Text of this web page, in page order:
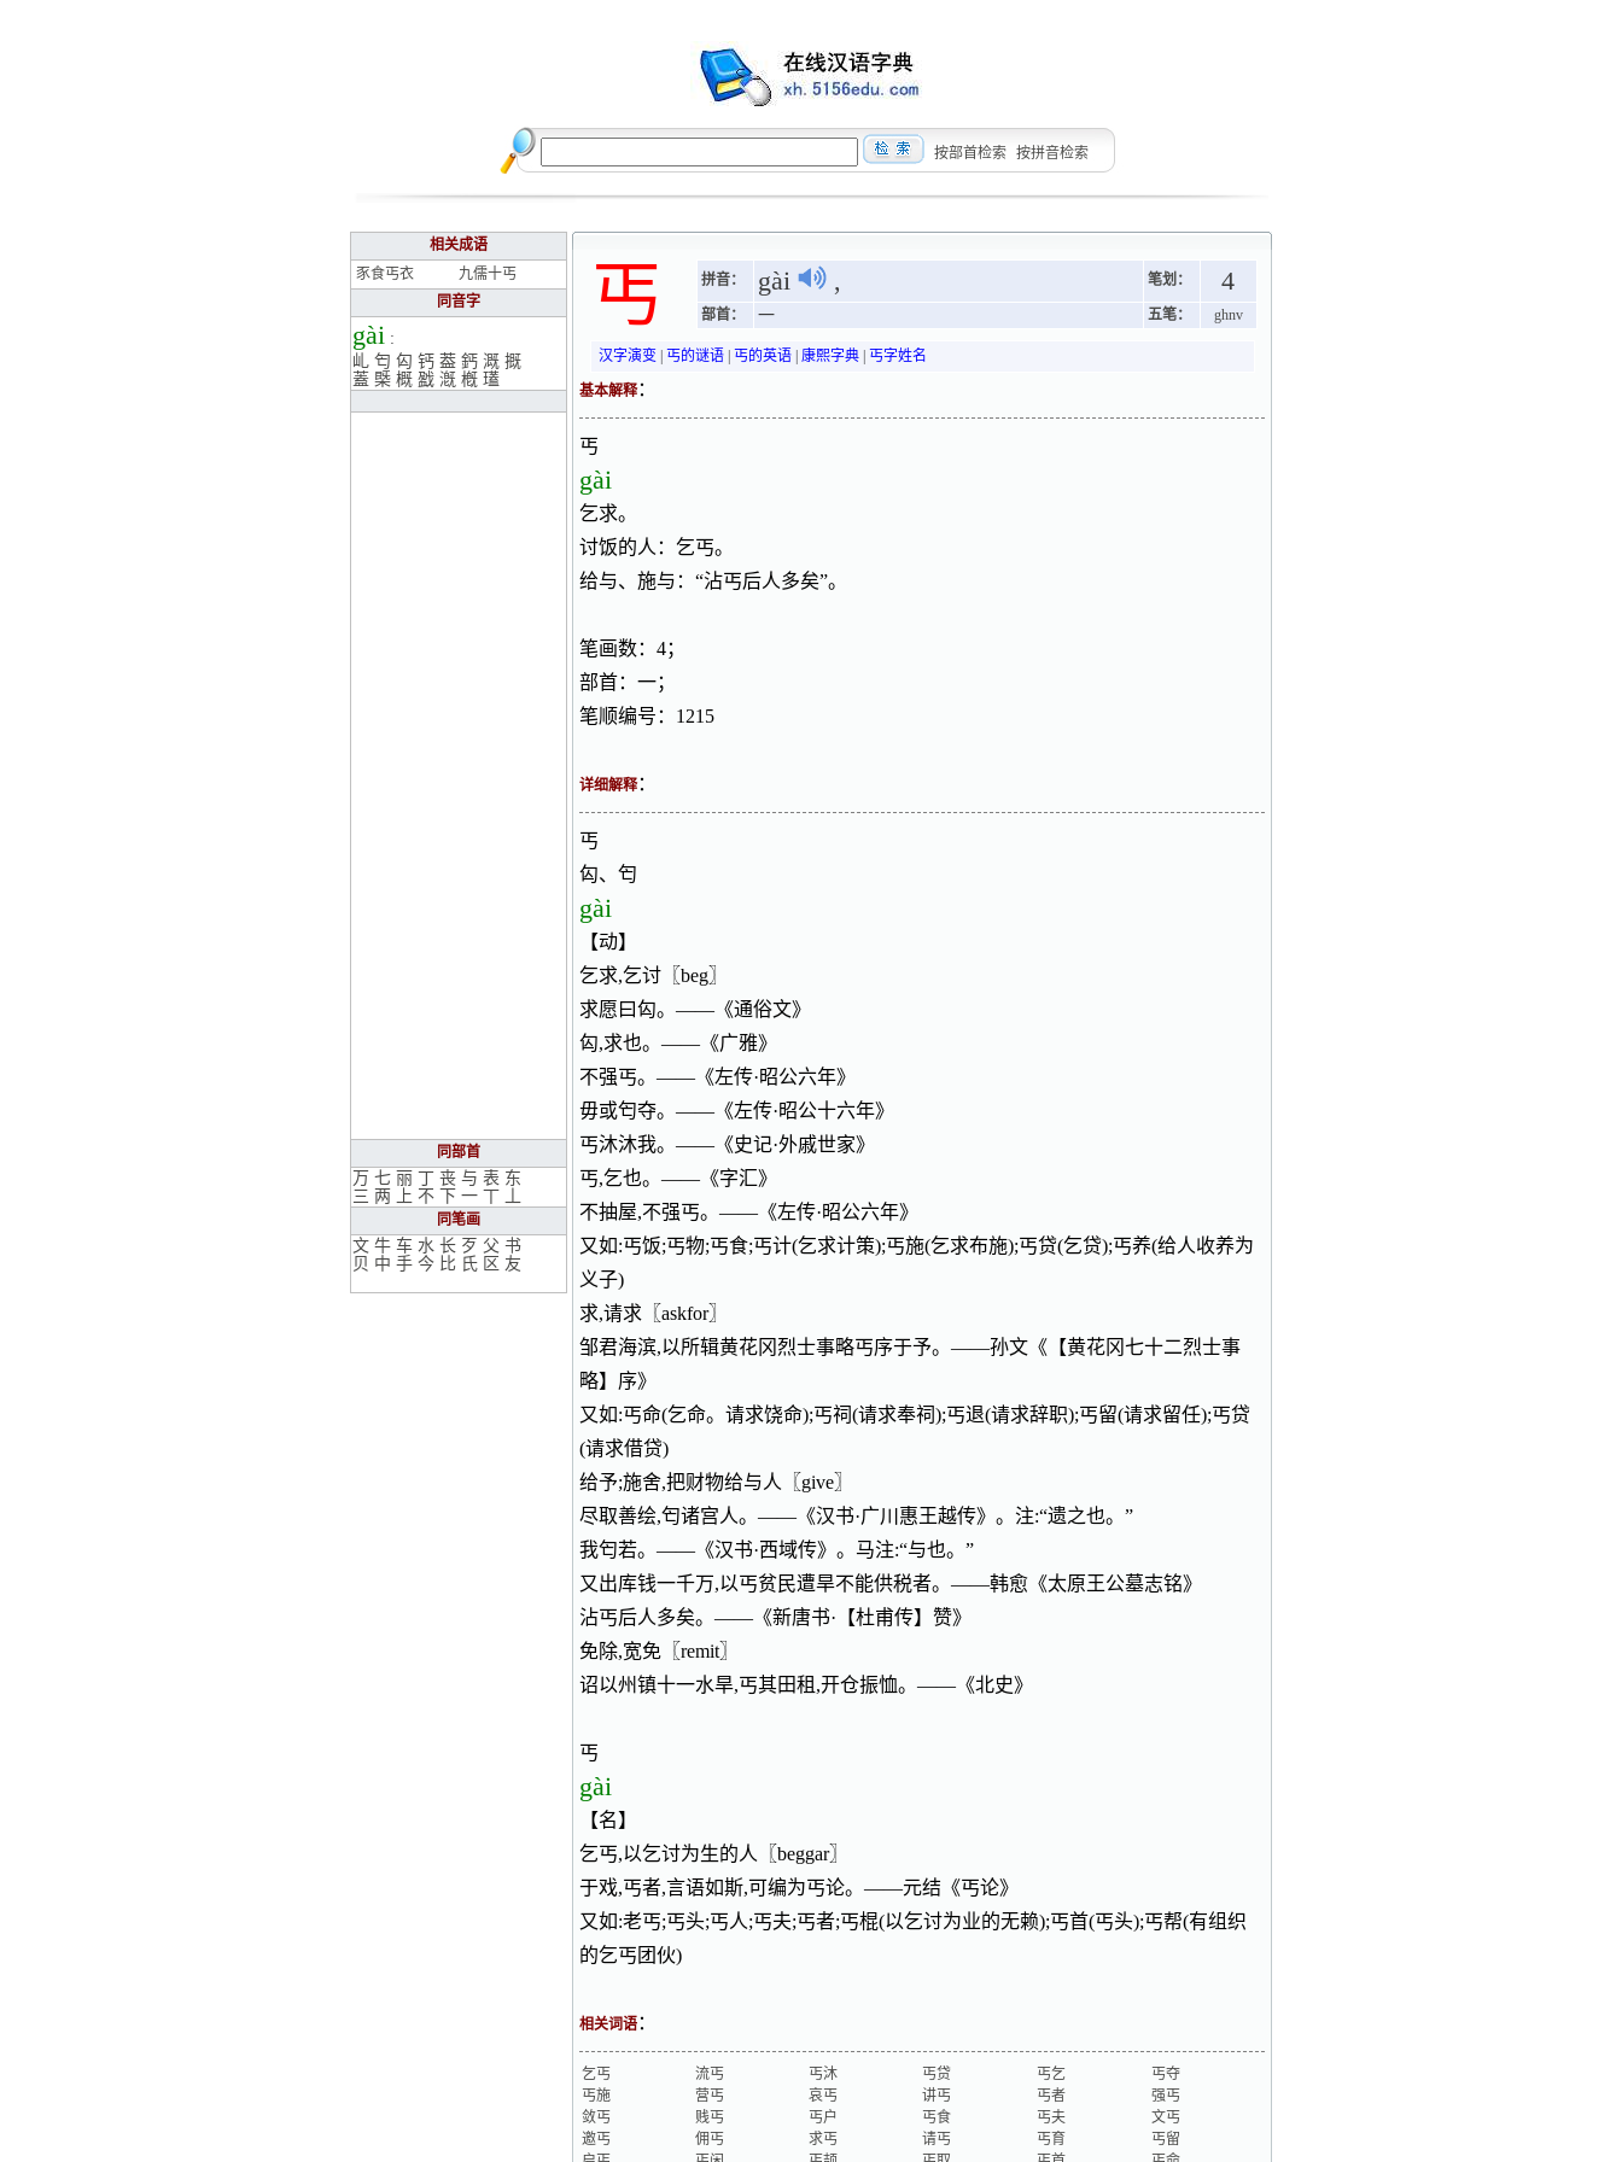
按部首检索 按拼音检索
相关成语
豕食丐衣
九儒十丐
同音字
gài :
乢 匄 匃 钙 葢 鈣 溉 摡
蓋 槩 概 戤 漑 槪 瓂
同部首
万 七 丽 丁 丧 与 表 东
三 两 上 不 下 一 丅
同笔画
文 牛 车 水 长 歹 父 书
贝 中 手 今 比 氏 区 友
丐 拼音： gài , 笔划： 4
部首： 一 五笔： ghnv
汉字演变 丐的谜语| 丐的英语| 康熙字典| 丐字姓名
基本解释：
丐
gài
乞求。
讨饭的人：乞丐。
给与、施与：“沾丐后人多矣”。
笔画数：4；
部首：一；
笔顺编号：1215
详细解释：
丐
匃、匄
gài
【动】
乞求,乞讨〖beg〗
求愿曰匃。——《通俗文》
匃,求也。——《广雅》
不强丐。——《左传·昭公六年》
毋或匄夺。——《左传·昭公十六年》
丐沐沐我。——《史记·外戚世家》
丐,乞也。——《字汇》
不抽屋,不强丐。——《左传·昭公六年》
又如:丐饭;丐物;丐食;丐计(乞求计策);丐施(乞求布施);丐贷(乞贷);丐养(给人收养为
义子)
求,请求〖askfor〗
邹君海滨,以所辑黄花冈烈士事略丐序于予。——孙文《【黄花冈七十二烈士事
略】序》
又如:丐命(乞命。请求饶命);丐祠(请求奉祠);丐退(请求辞职);丐留(请求留任);丐贷
(请求借贷)
给予;施舍,把财物给与人〖give〗
尽取善绘,匄诸宫人。——《汉书·广川惠王越传》。注:“遗之也。”
我匄若。——《汉书·西域传》。马注:“与也。”
又出库钱一千万,以丐贫民遭旱不能供税者。——韩愈《太原王公墓志铭》
沾丐后人多矣。——《新唐书·【杜甫传】赞》
免除,宽免〖remit〗
诏以州镇十一水旱,丐其田租,开仓振恤。——《北史》
丐
gài
【名】
乞丐,以乞讨为生的人〖beggar〗
于戏,丐者,言语如斯,可编为丐论。——元结《丐论》
又如:老丐;丐头;丐人;丐夫;丐者;丐棍(以乞讨为业的无赖);丐首(丐头);丐帮(有组织
的乞丐团伙)
相关词语 ：
乞丐 流丐 丐沐 丐贷 丐乞
丐夺
丐施
营丐 哀丐 讲丐 丐者
强丐
敛丐
贱丐 丐户 丐食 丐夫
文丐
邀丐
佣丐 求丐 请丐 丐育
丐留